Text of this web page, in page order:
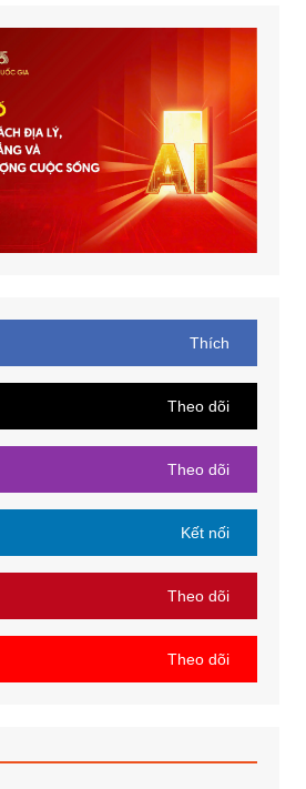
Thích
Theo dõi
Theo dõi
Kết nối
Theo dõi
Theo dõi